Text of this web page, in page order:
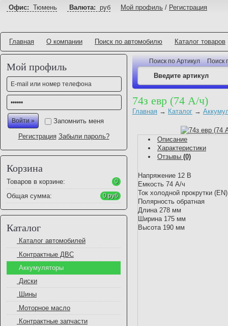
Офис: Тюмень Валюта: руб Мой профиль / Регистрация
Главная О компании Поиск по автомобилю Каталог товаров
Мой профиль
Запомнить меня
Регистрация Забыли пароль?
Корзина
Товаров в корзине: 0
Общая сумма: 0 руб
Каталог
Каталог автомобилей
Контрактные ДВС
Аккумуляторы
Диски
Шины
Моторное масло
Контрактные запчасти
Поиск по Артикул Поиск
74з евр (74 А/ч)
Главная → Каталог →
Описание
Характеристики
Отзывы (0)
Напряжение 12 В
Емкость 74 А/ч
Ток холодной прокрутки
Полярность обратная
Длина 278 мм
Ширина 175 мм
Высота 190 мм